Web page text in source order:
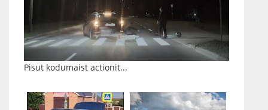
Pisut kodumaist actionit...